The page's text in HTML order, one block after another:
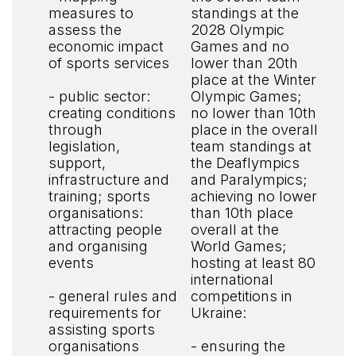
measures to
assess the
economic impact
of sports services
- public sector:
creating conditions
through
legislation,
support,
infrastructure and
training; sports
organisations:
attracting people
and organising
events
- general rules and
requirements for
assisting sports
organisations
standings at the
2028 Olympic
Games and no
lower than 20th
place at the Winter
Olympic Games;
no lower than 10th
place in the overall
team standings at
the Deaflympics
and Paralympics;
achieving no lower
than 10th place
overall at the
World Games;
hosting at least 80
international
competitions in
Ukraine:
- ensuring the